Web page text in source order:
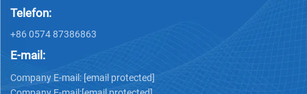
Telefon:
+86 0574 87386863
E-mail:
Company E-mail: [email protected]